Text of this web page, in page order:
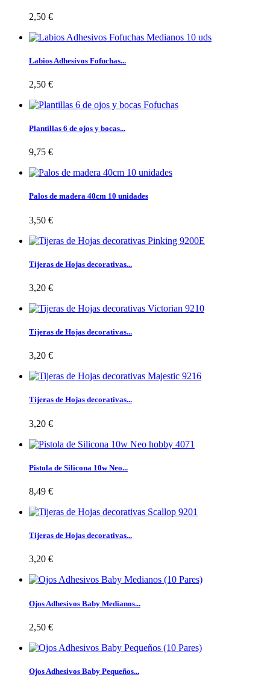
2,50 €
Labios Adhesivos Fofuchas...
2,50 €
Plantillas 6 de ojos y bocas...
9,75 €
Palos de madera 40cm 10 unidades
3,50 €
Tijeras de Hojas decorativas...
3,20 €
Tijeras de Hojas decorativas...
3,20 €
Tijeras de Hojas decorativas...
3,20 €
Pistola de Silicona 10w Neo...
8,49 €
Tijeras de Hojas decorativas...
3,20 €
Ojos Adhesivos Baby Medianos...
2,50 €
Ojos Adhesivos Baby Pequeños...